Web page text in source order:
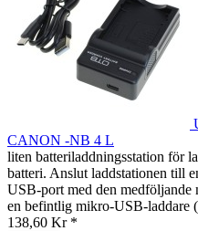
CANON -NB 4 L
liten batteriladdningsstation för
batteri. Anslut laddstationen till
USB-port med den
en befintlig mikro-USB-laddare
138,60 Kr *